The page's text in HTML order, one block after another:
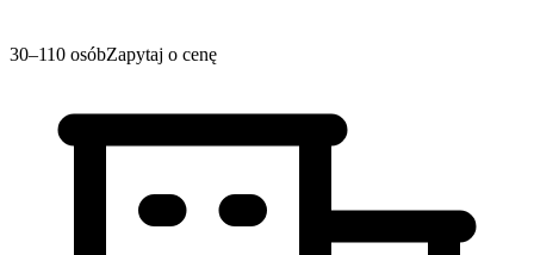
30–110 osóbZapytaj o cenę